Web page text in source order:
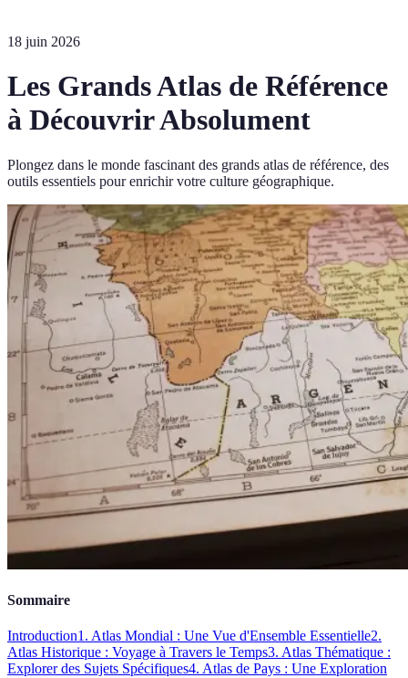
18 juin 2026
Les Grands Atlas de Référence
à Découvrir Absolument
Plongez dans le monde fascinant des grands atlas de référence, des
outils essentiels pour enrichir votre culture géographique.
Sommaire
Introduction1. Atlas Mondial : Une Vue d'Ensemble Essentielle2.
Atlas Historique : Voyage à Travers le Temps3. Atlas Thématique :
Explorer des Sujets Spécifiques4. Atlas de Pays : Une Exploration